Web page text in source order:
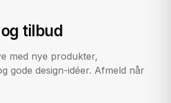
tilbud
med nye produkter,
gode design-idéer. Afmeld når